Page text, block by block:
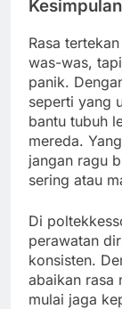
Kesimpulan
Rasa
was-was,
panik.
seperti yang
bantu tubuh
mereda.
jangan ragu
sering atau
Di
perawatan
konsisten.
abaikan rasa
mulai jaga